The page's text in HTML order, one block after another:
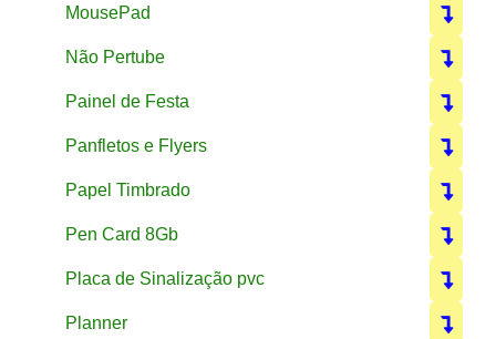
MousePad
Não Pertube
Painel de Festa
Panfletos e Flyers
Papel Timbrado
Pen Card 8Gb
Placa de Sinalização pvc
Planner